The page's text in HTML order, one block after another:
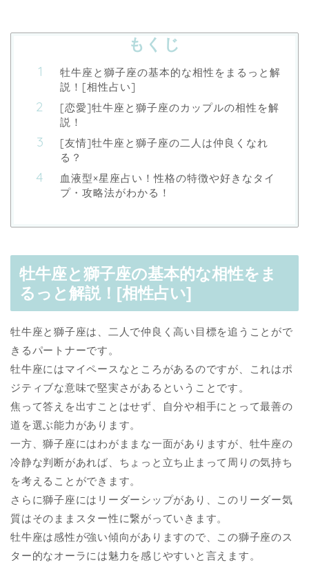
もくじ
牡牛座と獅子座の基本的な相性をまるっと解
説！[相性占い]
[恋愛]牡牛座と獅子座のカップルの相性を解
説！
[友情]牡牛座と獅子座の二人は仲良くなれ
る？
血液型×星座占い！性格の特徴や好きなタイ
プ・攻略法がわかる！
牡牛座と獅子座の基本的な相性をま
るっと解説！[相性占い]
牡牛座と獅子座は、二人で仲良く高い目標を追うことがで
きるパートナーです。
牡牛座にはマイペースなところがあるのですが、これはポ
ジティブな意味で堅実さがあるということです。
焦って答えを出すことはせず、自分や相手にとって最善の
道を選ぶ能力があります。
一方、獅子座にはわがままな一面がありますが、牡牛座の
冷静な判断があれば、ちょっと立ち止まって周りの気持ち
を考えることができます。
さらに獅子座にはリーダーシップがあり、このリーダー気
質はそのままスター性に繋がっていきます。
牡牛座は感性が強い傾向がありますので、この獅子座のス
ター的なオーラには魅力を感じやすいと言えます。